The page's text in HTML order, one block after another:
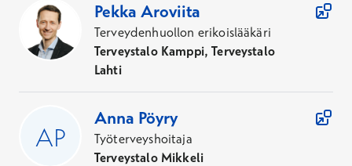
Pekka Aroviita
Terveydenhuollon erikoislääkäri
Terveystalo Kamppi, Terveystalo
Lahti
Anna Pöyry
Työterveyshoitaja
Terveystalo Mikkeli